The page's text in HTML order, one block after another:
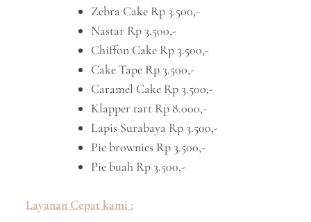
Zebra Cake Rp 3.500,-
Nastar Rp 3.500,-
Chiffon Cake Rp 3.500,-
Cake Tape Rp 3.500,-
Caramel Cake Rp 3.500,-
Klapper tart Rp 8.000,-
Lapis Surabaya Rp 3.500,-
Pie brownies Rp 3.500,-
Pie buah Rp 3.500,-
Layanan Cepat kami :